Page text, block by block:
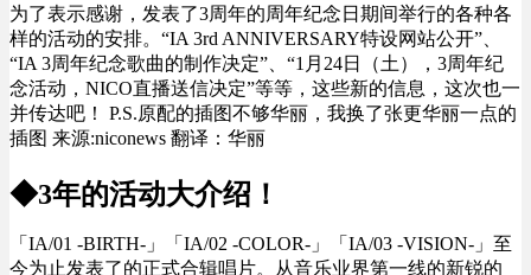
为了表示感谢，发表了3周年的周年纪念日 期间举行的各种各
样的活动的安排。 “IA 3rd ANNIVERSARY特设网站公开”、
“IA 3周年纪念歌曲的制作决定”、“1月24日 （土 ） ， 3周年纪
念活动 ，NICO直播送信决定”等等， 这些新的信息，这次也一
并传达吧 ！
P.S.原配的插图不够华丽，我换了张更华丽一点的
插图 来源:niconews 翻译：华丽
◆3年的活动大介绍 ！
「IA/01 -BIRTH-」「IA/02 -COLOR-」「IA/03 -VISION-」 至
今为止发表了的正式合辑唱片。从音乐业界第一线的新锐的